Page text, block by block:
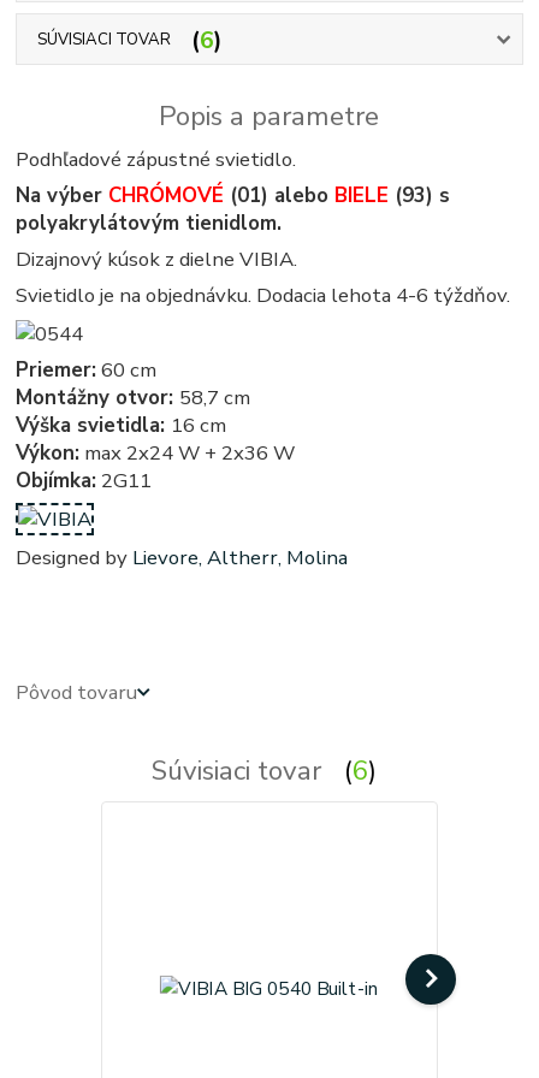
SÚVISIACI TOVAR 6
Popis a parametre
Podhľadové zápustné svietidlo.
Na výber CHRÓMOVÉ (01) alebo BIELE (93) s
polyakrylátovým tienidlom.
Dizajnový kúsok z dielne VIBIA.
Svietidlo je na objednávku. Dodacia lehota 4-6 týždňov.
Priemer: 60 cm
Montážny otvor: 58,7 cm
Výška svietidla: 16 cm
Výkon: max 2x24 W + 2x36 W
Objímka: 2G11
Designed by Lievore, Altherr, Molina
Pôvod tovaru
Súvisiaci tovar 6